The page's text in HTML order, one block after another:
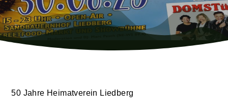
50 Jahre Heimatverein Liedberg